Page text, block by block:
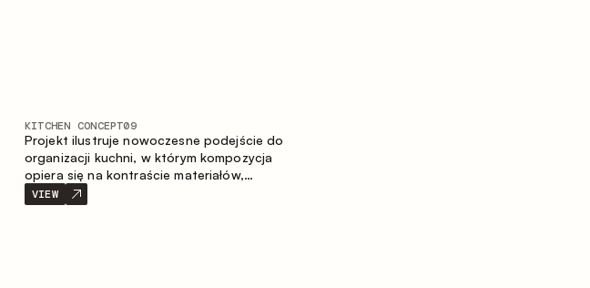
KITCHEN CONCEPT09
Projekt ilustruje nowoczesne podejście do
organizacji kuchni, w którym kompozycja
opiera się na kontraście materiałów,
wyraźnej geometrii modułów oraz
zestawieniu otwartych i zamkniętych stref
VIEW